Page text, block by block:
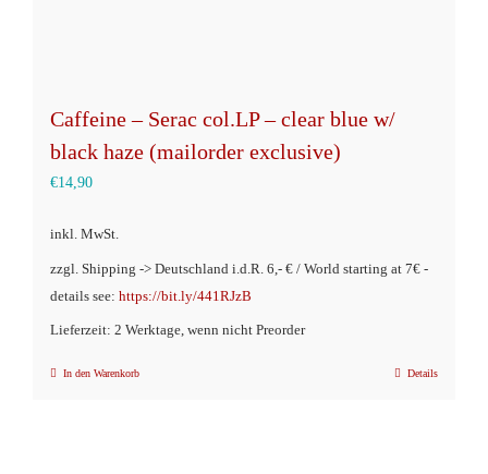
Caffeine – Serac col.LP – clear blue w/
black haze (mailorder exclusive)
€14,90
inkl. MwSt.
zzgl. Shipping -> Deutschland i.d.R. 6,- € / World starting at 7€ -
details see: https://bit.ly/441RJzB
Lieferzeit: 2 Werktage, wenn nicht Preorder
In den Warenkorb Details